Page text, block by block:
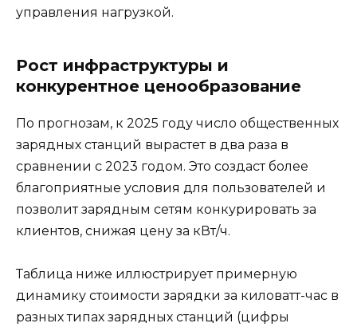
управления нагрузкой.
Рост инфраструктуры и
конкурентное ценообразование
По прогнозам, к 2025 году число общественных
зарядных станций вырастет в два раза в
сравнении с 2023 годом. Это создаст более
благоприятные условия для пользователей и
позволит зарядным сетям конкурировать за
клиентов, снижая цену за кВт/ч.
Таблица ниже иллюстрирует примерную
динамику стоимости зарядки за киловатт-час в
разных типах зарядных станций (цифры